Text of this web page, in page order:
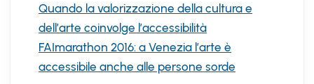
Quando la valorizzazione della cultura e
dell’arte coinvolge l’accessibilità
FAImarathon 2016: a Venezia l’arte è
accessibile anche alle persone sorde